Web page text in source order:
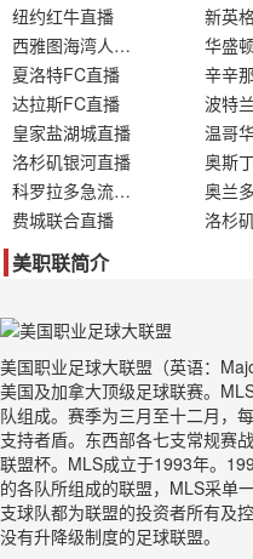
纽约红牛直播
西雅图海湾人直播
华盛
夏洛特FC直播
辛辛
达拉斯FC直播
皇家盐湖城直播
温哥
洛杉矶银河直播
奥斯
科罗拉多急流直播
奥兰
费城联合直播
洛杉
美职联简介
美国职业足球大联盟（英语：
美国及加拿大顶级足球联赛。
队组成。赛季为三月至十二月，
支持者盾。东西部各七支常规赛
联盟杯。MLS成立于1993年。
的各队所组成的联盟，MLS采单
支球队都为联盟的投资者所有及
没有升降级制度的足球联盟。